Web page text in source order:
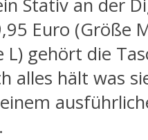
Stativ an der
Euro (Größe
L) gehört die
alles hält was